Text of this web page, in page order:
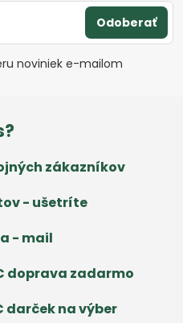
Odoberať
noviniek e-mailom
zákazníkov
- ušetríte
- mail
doprava zadarmo
darček na výber